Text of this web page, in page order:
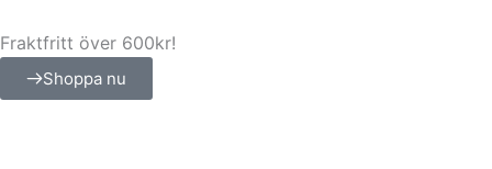
till
innehåll
Fraktfritt över 600kr!
Shoppa nu